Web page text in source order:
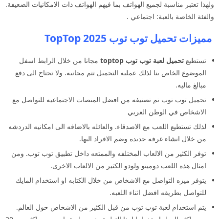
ولهذا تعتبر مناسبة لجميع الهواتف بما فيهم الهواتف ذات الامكانيات الضعيفة.
والفئة الخاصة بالعبة: اجتماعي .
مميزات تحميل توب توب 2025 TopTop
تستطيع تحميل لعبة توب توب toptop
مجانا من خلال الرابط اسفل
الموضوع الخاص بنا لذلك عمليه التحميل تتم مجانيه. ولا تحتاج الى دفع
مبالغ ماليه.
تحميل توب توب تم تصنيفه من افضل المنصات الاجتماعيه للتواصل مع
الاشخاص في الوطن العربي
لذلك تستطيع اللعب مع الاصدقاء. والعائله بالاضافه الى امكانيه الدردشه
من خلال انشاء غرفه جديده وضم الافراد اليها.
توفر الكثير من الالعاب المختلفه والممتعه داخل تطبيق توب توب. ومن
امثال هذه اللعب دومينو ولودو الكثير من الالعاب الاخرى.
يتوفر ميزه التواصل مع الاشخاص من خلال الكتابه او استخدام المايك
للتواصل بطريقه افضل اثناء اللعبه.
يتم استخدام لعبة توب توب من قبل الكثير من الاشخاص حول العالم.